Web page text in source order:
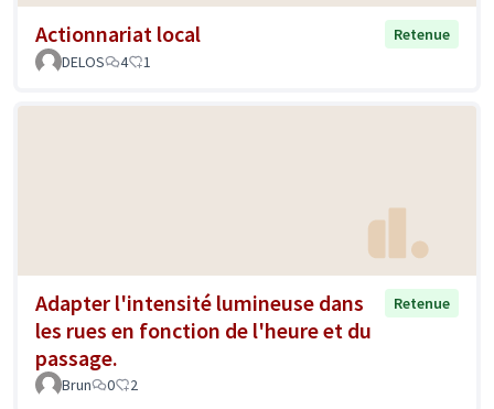
Actionnariat local
Retenue
DELOS
4 1
Adapter l'intensité lumineuse dans
les rues en fonction de l'heure et du
passage.
Retenue
Brun 0 2